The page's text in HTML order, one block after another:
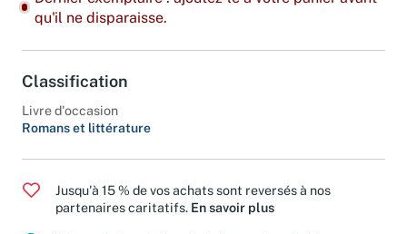
Dernier exemplaire : ajoutez-le à votre panier avant
qu'il ne disparaisse.
Classification
Livre d'occasion
Jusqu'à 15 % de vos achats sont reversés à nos
partenaires caritatifs.
En savoir plus